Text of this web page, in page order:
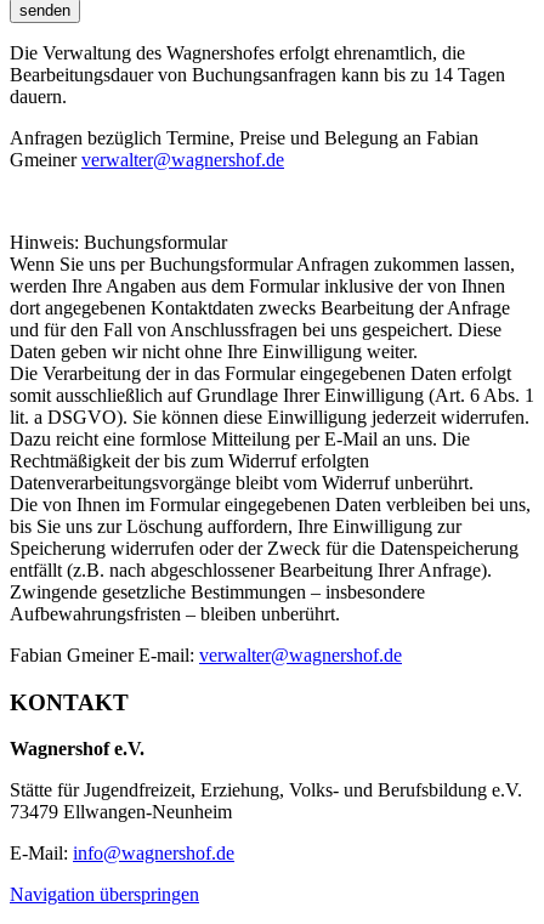
senden
Die Verwaltung des Wagnershofes erfolgt ehrenamtlich, die
Bearbeitungsdauer von Buchungsanfragen kann bis zu 14 Tagen
dauern.
Anfragen bezüglich Termine, Preise und Belegung an Fabian
Gmeinerverwalter@wagnershof.de
Hinweis: Buchungsformular
Wenn Sie uns per Buchungsformular Anfragen zukommen lassen,
werden Ihre Angaben aus dem Formular inklusive der von Ihnen
dort angegebenen Kontaktdaten zwecks Bearbeitung der Anfrage
und für den Fall von Anschlussfragen bei uns gespeichert. Diese
Daten geben wir nicht ohne Ihre Einwilligung weiter.
Die Verarbeitung der in das Formular eingegebenen Daten erfolgt
somit ausschließlich auf Grundlage Ihrer Einwilligung (Art. 6 Abs. 1
lit. a DSGVO). Sie können diese Einwilligung jederzeit widerrufen.
Dazu reicht eine formlose Mitteilung per E-Mail an uns. Die
Rechtmäßigkeit der bis zum Widerruf erfolgten
Datenverarbeitungsvorgänge bleibt vom Widerruf unberührt.
Die von Ihnen im Formular eingegebenen Daten verbleiben bei uns,
bis Sie uns zur Löschung auffordern, Ihre Einwilligung zur
Speicherung widerrufen oder der Zweck für die Datenspeicherung
entfällt (z.B. nach abgeschlossener Bearbeitung Ihrer Anfrage).
Zwingende gesetzliche Bestimmungen – insbesondere
Aufbewahrungsfristen – bleiben unberührt.
Fabian Gmeiner E-mail: verwalter@wagnershof.de
KONTAKT
Wagnershof e.V.
Stätte für Jugendfreizeit, Erziehung, Volks- und Berufsbildung e.V.
73479 Ellwangen-Neunheim
E-Mail: info@wagnershof.de
Navigation überspringen